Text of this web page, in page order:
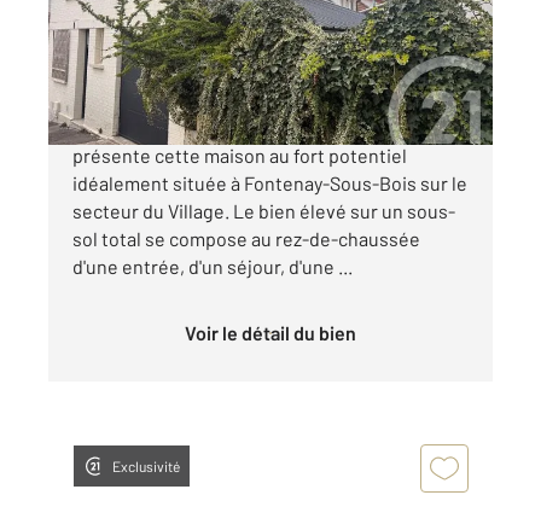
Maison à vendre
400 000 €
Votre agence Century 21 Dalayrac vous
présente cette maison au fort potentiel
idéalement située à Fontenay-Sous-Bois sur le
secteur du Village. Le bien élevé sur un sous-
sol total se compose au rez-de-chaussée
d'une entrée, d'un séjour, d'une ...
Voir le détail du bien
Exclusivité